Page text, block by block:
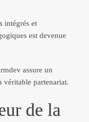
intégrés et
est devenue
assure un
véritable partenariat.
de la